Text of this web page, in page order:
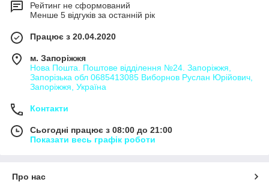
Вантажоперевезення Онок,
Вантажоперевезення Підвиноградів,
Вантажоперевезення Притисянське,
Вантажоперевезення Тросник,
Рейтинг не сформований
Менше 5 відгуків за останній рік
Працює з 20.04.2020
м. Запоріжжя
Нова Пошта. Поштове відділення №24. Запоріжжя,
Запорізька обл 0685413085 Виборнов Руслан Юрійович,
Запоріжжя, Україна
Контакти
Сьогодні працює з 08:00 до 21:00
Показати весь графік роботи
Про нас